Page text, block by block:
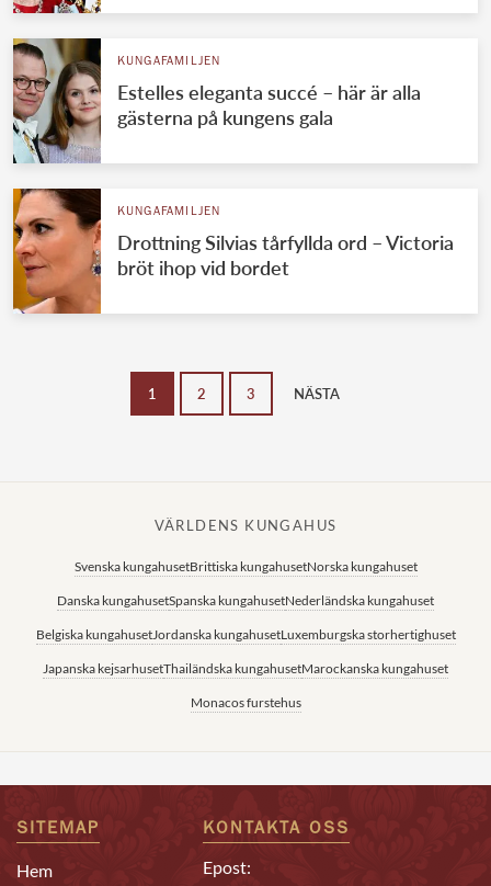
KUNGAFAMILJEN
Estelles eleganta succé – här är alla
gästerna på kungens gala
KUNGAFAMILJEN
Drottning Silvias tårfyllda ord – Victoria
bröt ihop vid bordet
1 2 3 NÄSTA
VÄRLDENS KUNGAHUS
Svenska kungahusetBrittiska kungahusetNorska kungahuset
Danska kungahusetSpanska kungahusetNederländska kungahuset
Belgiska kungahusetJordanska kungahusetLuxemburgska storhertighuset
Japanska kejsarhusetThailändska kungahusetMarockanska kungahuset
Monacos furstehus
SITEMAP
Hem
KONTAKTA OSS
Epost: